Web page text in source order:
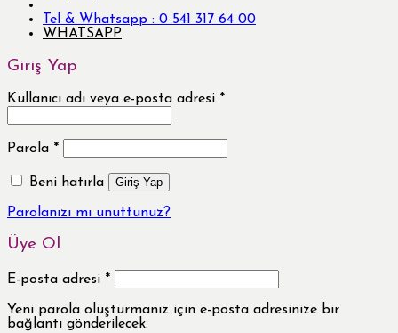
Tel & Whatsapp : 0 541 317 64 00
WHATSAPP
Giriş Yap
Kullanıcı adı veya e-posta adresi *
Parola *
Beni hatırla Giriş Yap
Parolanızı mı unuttunuz?
Üye Ol
E-posta adresi *
Yeni parola oluşturmanız için e-posta adresinize bir
bağlantı gönderilecek.